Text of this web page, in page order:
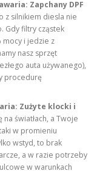
Zapchany DPF
z silnikiem diesla nie
Gdy filtry cząstek
mocy i jedzie z
nasz sprzęt
auta używanego),
procedurę
Zużyte klocki i
na światłach, a Twoje
w promieniu
wstyd, to brak
a w razie potrzeby
w warunkach